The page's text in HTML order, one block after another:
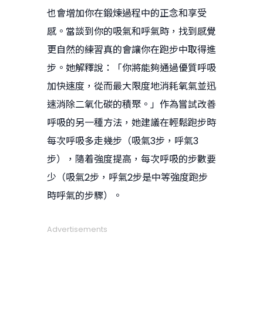
也會增加你在鍛煉過程中的正念和享受
感。當談到你的吸氣和呼氣時，找到感覺
更自然的練習真的會讓你在跑步中取得進
步。她解釋說：「你將能夠通過優質呼吸
加快速度，從而最大限度地消耗氧氣並迅
速消除二氧化碳的積聚。」作為嘗試改善
呼吸的另一種方法，她建議在輕鬆跑步時
每次呼吸多走幾步（吸氣3步，呼氣3
步），隨着強度提高，每次呼吸的步數要
少（吸氣2步，呼氣2步是中等強度跑步
時呼氣的步驟）。
Advertisements